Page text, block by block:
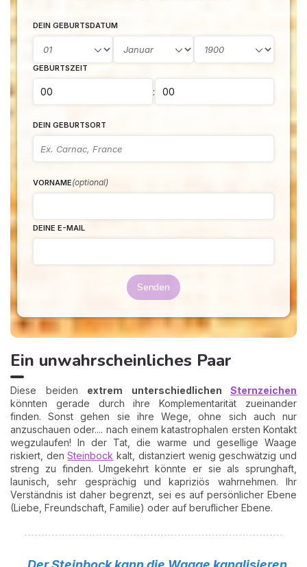
DEIN GEBURTSDATUM
GEBURTSZEIT
:
DEIN GEBURTSORT
VORNAME(optional)
DEINE E-MAIL
Senden
Ein unwahrscheinliches Paar
Diese beiden extrem unterschiedlichen Sternzeichen
könnten gerade durch ihre Komplementarität zueinander
finden. Sonst gehen sie ihre Wege, ohne sich auch nur
anzuschauen oder.... nach einem katastrophalen ersten Kontakt
wegzulaufen! In der Tat, die warme und gesellige Waage
riskiert, denSteinbock kalt, distanziert wenig geschwätzig und
streng zu finden. Umgekehrt könnte er sie als sprunghaft,
launisch, sehr gesprächig und kapriziös wahrnehmen. Ihr
Verständnis ist daher begrenzt, sei es auf persönlicher Ebene
(Liebe, Freundschaft, Familie) oder auf beruflicher Ebene.